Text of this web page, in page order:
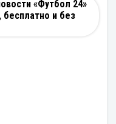
«Футбол 24»
и без